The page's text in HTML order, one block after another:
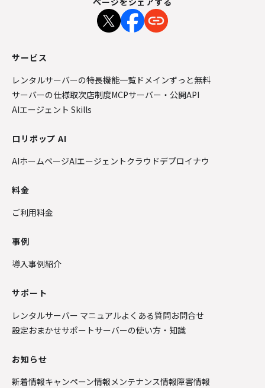
サービス
レンタルサーバーの特長機能一覧 ドメインずっと無料
サーバーの仕様取次店制度MCPサーバー・公開API
AIエージェント Skills
ロリポップ AI
AIホームページAIエージェントクラウドデプロイナウ
料金
ご利用料金
事例
導入事例紹介
サポート
レンタルサーバー マニュアルよくある質問お問合せ
設定おまかせサポートサーバーの使い方・知識
お知らせ
新着情報キャンペーン情報メンテナンス情報障害情報